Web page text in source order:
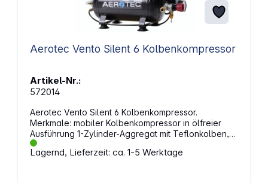
Aerotec Vento Silent 6 Kolbenkompressor
Artikel-Nr.:
572014
Aerotec Vento Silent 6 Kolbenkompressor.
Merkmale: mobiler Kolbenkompressor in ölfreier
Ausführung 1-Zylinder-Aggregat mit Teflonkolben,
welches nicht gewartet werden muss inkl.
Durckminderer zur genauen
Lagernd, Lieferzeit: ca. 1-5 Werktage